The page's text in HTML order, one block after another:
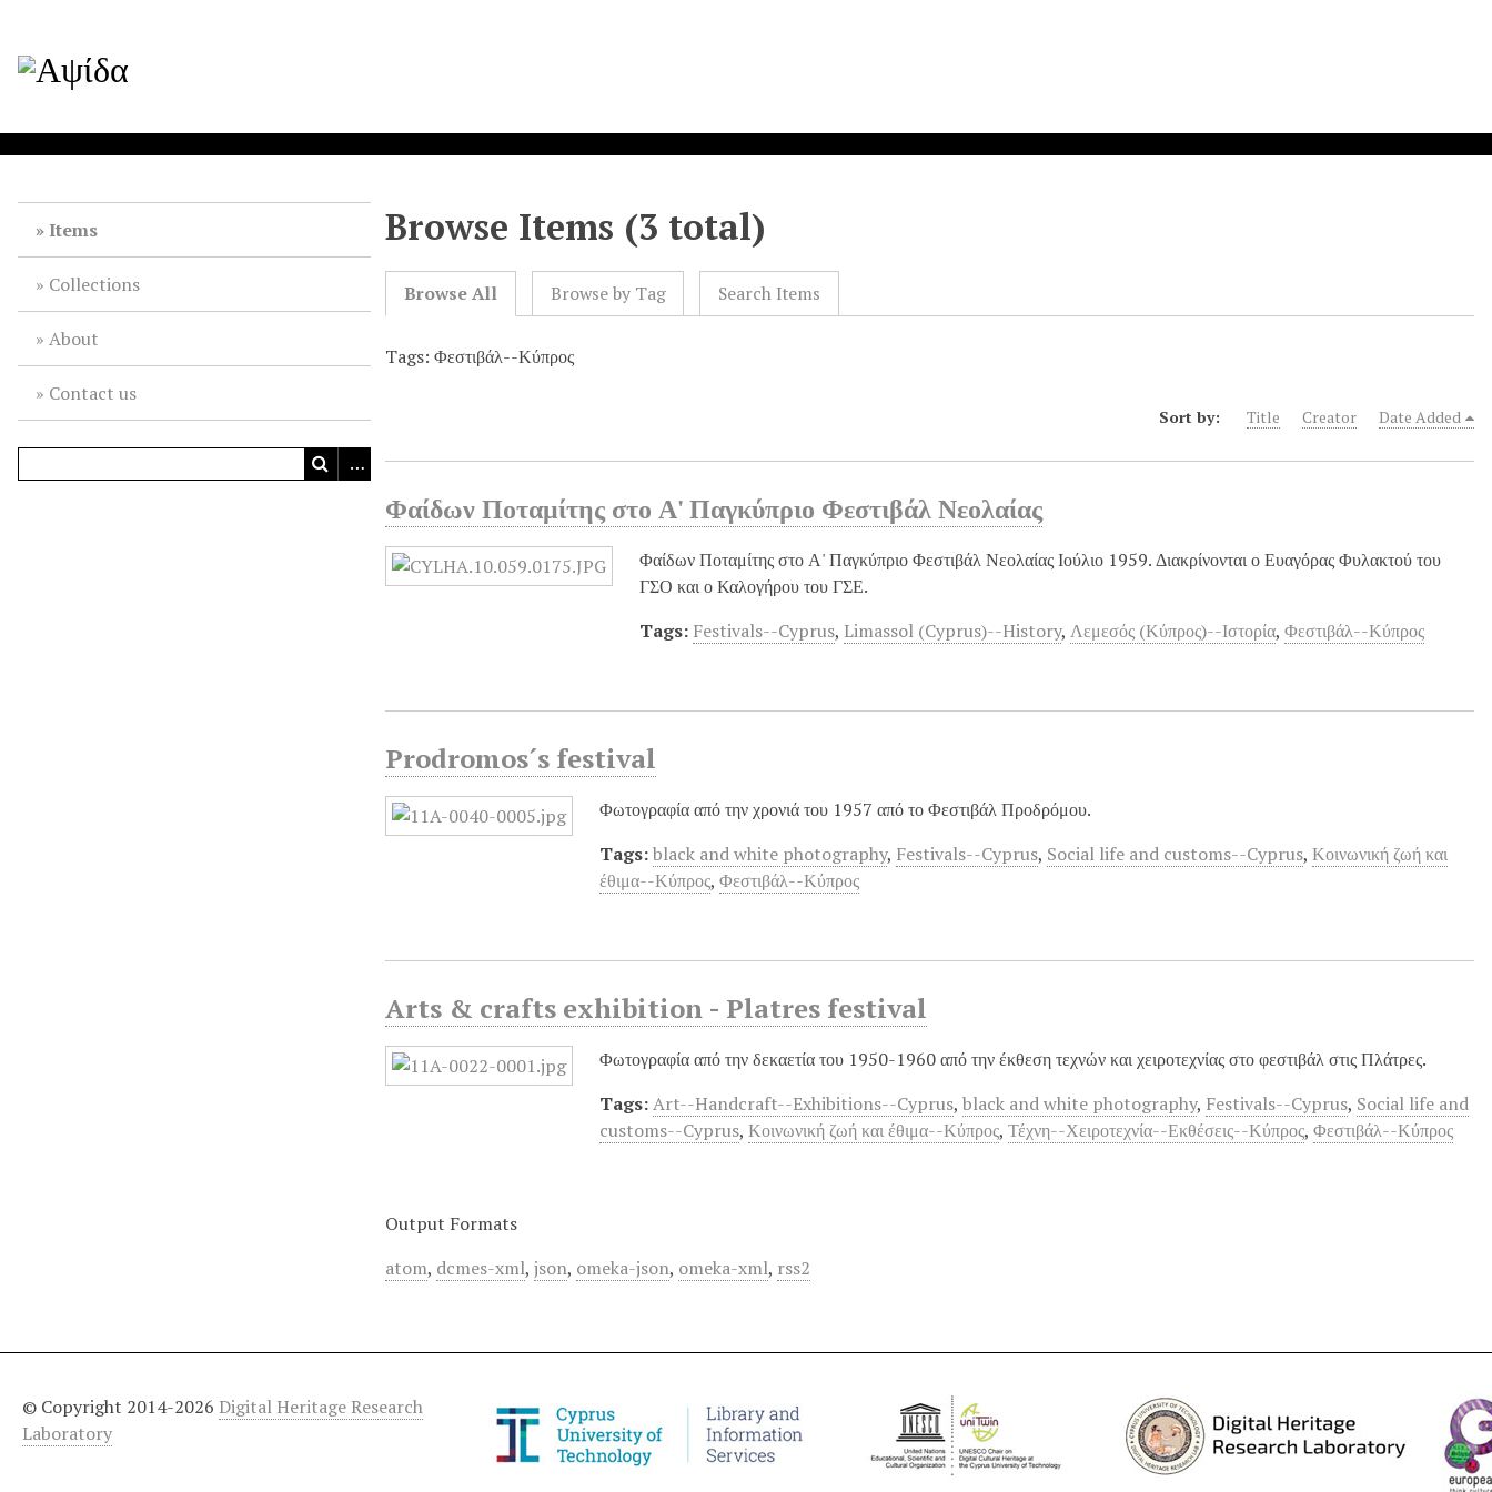
Items
Collections
About
Contact us
Browse Items (3 total)
Browse All Browse by Tag Search Items
Tags: Φεστιβάλ--Κύπρος
Sort by: Title Creator Date Added
Φαίδων Ποταμίτης στο Α' Παγκύπριο Φεστιβάλ Νεολαίας
Φαίδων Ποταμίτης στο Α' Παγκύπριο Φεστιβάλ Νεολαίας Ιούλιο 1959. Διακρίνονται ο Ευαγόρας Φυλακτού του
ΓΣΟ και ο Καλογήρου του ΓΣΕ.
Tags: Festivals--Cyprus, Limassol (Cyprus)--History,Λεμεσός (Κύπρος)--Ιστορία,Φεστιβάλ--Κύπρος
Prodromos´s festival
Φωτογραφία από την χρονιά του 1957 από το Φεστιβάλ Προδρόμου.
Tags: black and white photography, Festivals--Cyprus, Social life and customs--Cyprus,Κοινωνική ζωή και
έθιμα--Κύπρος,Φεστιβάλ--Κύπρος
Arts & crafts exhibition - Platres festival
Φωτογραφία από την δεκαετία του 1950-1960 από την έκθεση τεχνών και χειροτεχνίας στο φεστιβάλ στις Πλάτρες.
Tags: Art--Handcraft--Exhibitions--Cyprus,black and white photography, Festivals--Cyprus, Social life and
customs--Cyprus,Κοινωνική ζωή και έθιμα--Κύπρος,Τέχνη--Χειροτεχνία--Εκθέσεις--Κύπρος,Φεστιβάλ--Κύπρος
Output Formats
atom, dcmes-xml,json, omeka-json, omeka-xml, rss2
© Copyright 2014-2026 Digital Heritage Research
Laboratory